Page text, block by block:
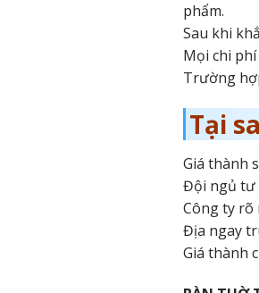
phẩm.
Sau khi
Mọi chi
Trường
Tại
Giá thành
Đội ngủ tư
Công ty rõ
Địa ngay
Giá thành